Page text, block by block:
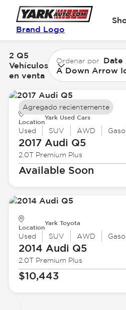
Brand Logo
2 Q5
Vehículos
en venta
Ordenar por Date
A Down Arrow
Location
Yark Used Cars
Used SUV AWD
2017 Audi Q5
2.0T Premium Plus
Available Soon
Agregado recientemente
Location
Yark Toyota
Used SUV AWD
2014 Audi Q5
2.0T Premium Plus
$10,443